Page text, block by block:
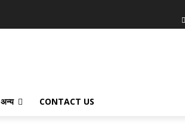
अन्य CONTACT US